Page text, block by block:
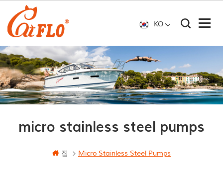
KO
micro stainless steel pumps
집 Micro Stainless Steel Pumps